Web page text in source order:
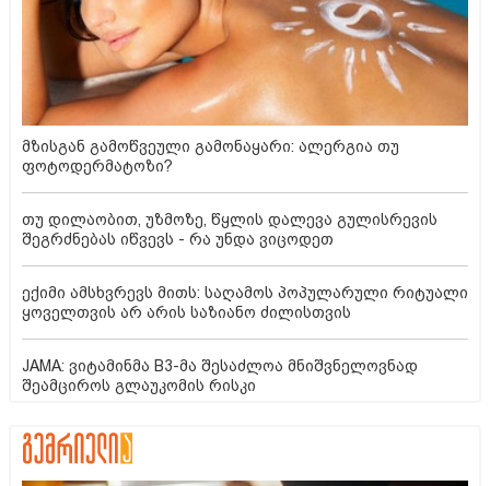
მზისგან გამოწვეული გამონაყარი: ალერგია თუ
ფოტოდერმატოზი?
თუ დილაობით, უზმოზე, წყლის დალევა გულისრევის
შეგრძნებას იწვევს - რა უნდა ვიცოდეთ
ექიმი ამსხვრევს მითს: საღამოს პოპულარული რიტუალი
ყოველთვის არ არის საზიანო ძილისთვის
JAMA: ვიტამინმა B3-მა შესაძლოა მნიშვნელოვნად
შეამციროს გლაუკომის რისკი